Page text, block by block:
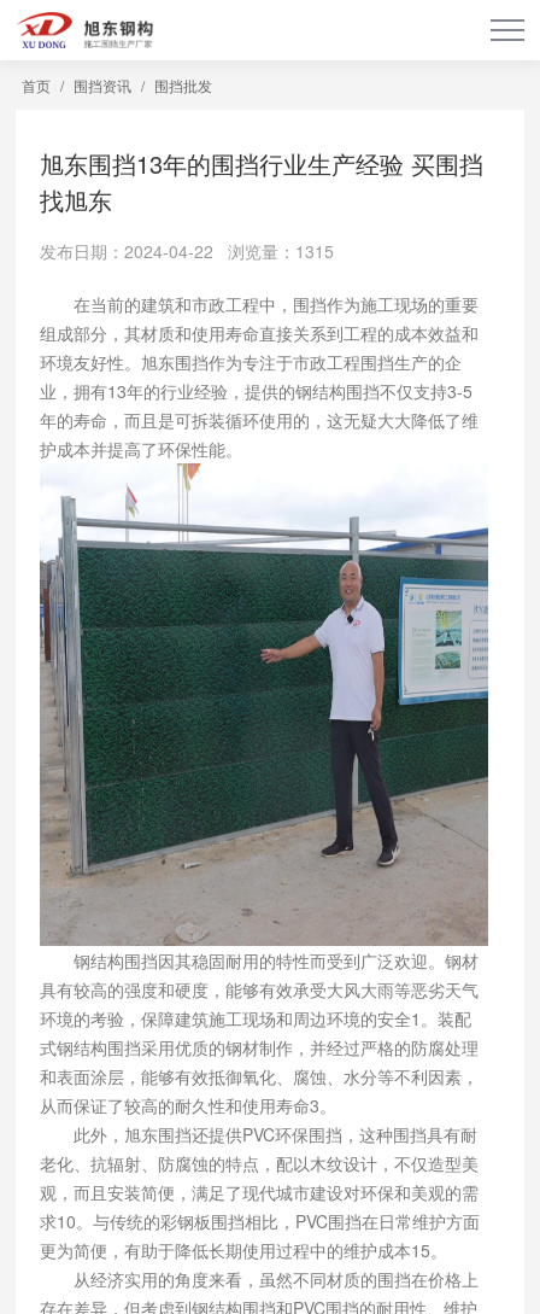
首页 / 围挡资讯 / 围挡批发
旭东围挡13年的围挡行业生产经验 买围挡
找旭东
发布日期：2024-04-22 浏览量：1315
在当前的建筑和市政工程中，围挡作为施工现场的重要
组成部分，其材质和使用寿命直接关系到工程的成本效益和
环境友好性。旭东围挡作为专注于市政工程围挡生产的企
业，拥有13年的行业经验，提供的钢结构围挡不仅支持3-5
年的寿命，而且是可拆装循环使用的，这无疑大大降低了维
护成本并提高了环保性能。
钢结构围挡因其稳固耐用的特性而受到广泛欢迎。钢材
具有较高的强度和硬度，能够有效承受大风大雨等恶劣天气
环境的考验，保障建筑施工现场和周边环境的安全1。装配
式钢结构围挡采用优质的钢材制作，并经过严格的防腐处理
和表面涂层，能够有效抵御氧化、腐蚀、水分等不利因素，
从而保证了较高的耐久性和使用寿命3。
此外，旭东围挡还提供PVC环保围挡，这种围挡具有耐
老化、抗辐射、防腐蚀的特点，配以木纹设计，不仅造型美
观，而且安装简便，满足了现代城市建设对环保和美观的需
求10。与传统的彩钢板围挡相比，PVC围挡在日常维护方面
更为简便，有助于降低长期使用过程中的维护成本15。
从经济实用的角度来看，虽然不同材质的围挡在价格上
存在差异，但考虑到钢结构围挡和PVC围挡的耐用性、维护